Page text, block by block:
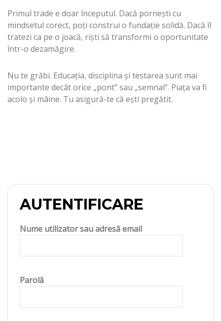
Primul trade e doar începutul. Dacă pornești cu
mindsetul corect, poți construi o fundație solidă. Dacă îl
tratezi ca pe o joacă, riști să transformi o oportunitate
într-o dezamăgire.
Nu te grăbi. Educația, disciplina și testarea sunt mai
importante decât orice „pont” sau „semnal”. Piața va fi
acolo și mâine. Tu asigură-te că ești pregătit.
AUTENTIFICARE
Nume utilizator sau adresă email
Parolă